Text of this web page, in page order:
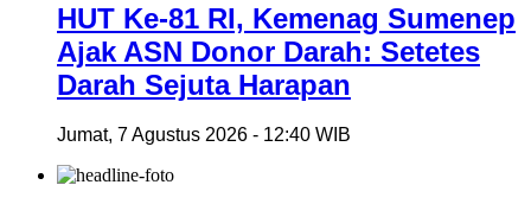
HUT Ke-81 RI, Kemenag Sumenep
Ajak ASN Donor Darah: Setetes
Darah Sejuta Harapan
Jumat, 7 Agustus 2026 - 12:40 WIB